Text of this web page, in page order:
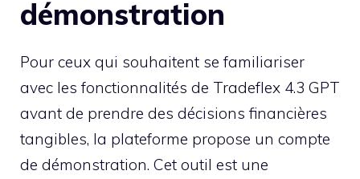
démonstration
Pour ceux qui souhaitent se familiariser
avec les fonctionnalités de Tradeflex 4.3 GPT
avant de prendre des décisions financières
tangibles, la plateforme propose un compte
de démonstration. Cet outil est une